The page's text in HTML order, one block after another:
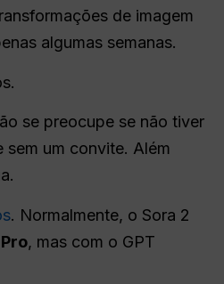
de imagem
algumas semanas.
se preocupe se não tiver
sem um convite. Além
. Normalmente, o Sora 2
, mas com o GPT